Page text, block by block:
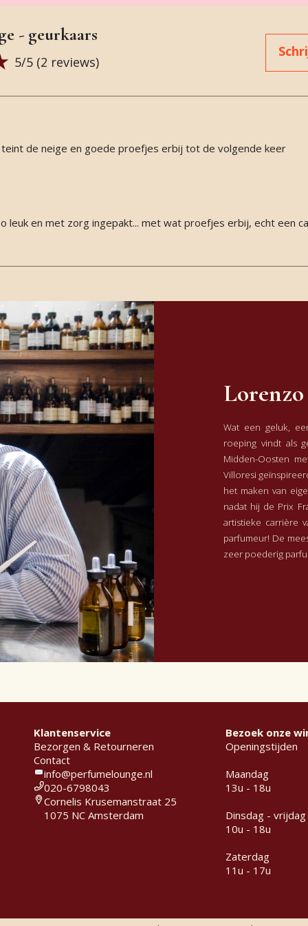
- geurkaars
5/5 (2 reviews)
de neige en goede proefjes erbij tot de volgende keer
leuk en met zorg ingepakt... met wat proefjes erbij, echt een
Wat een geluk,
roeping vindt als
Midden-Oosten
Villoresi
het maken van
nadat hij de Prix
artistieke carrière
parfumeur! De
zeer poederig
Klantenservice
Bezorgen & Retourneren
Contact
info@perfumelounge.nl
020-6798043
Cornelis Krusemanstraat 25
1075 NC Amsterdam
Bezoek onze
Openingstijden
Maandag
13u - 18u
Dinsdag - vrijdag
10u - 18u
Zaterdag
11u - 17u